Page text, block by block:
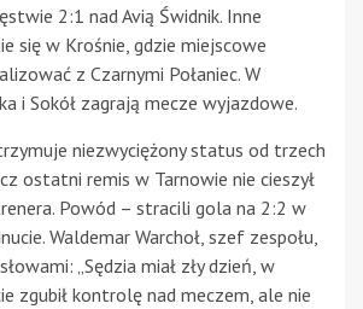
2:1 nad Avią Świdnik. Inne
się w Krośnie, gdzie miejscowe
z Czarnymi Połaniec. W
i Sokół zagrają mecze wyjazdowe.
niezwyciężony status od trzech
ostatni remis w Tarnowie nie cieszył
Powód – stracili gola na 2:2 w
Waldemar Warchoł, szef zespołu,
„Sędzia miał zły dzień, w
zgubił kontrolę nad meczem, ale nie